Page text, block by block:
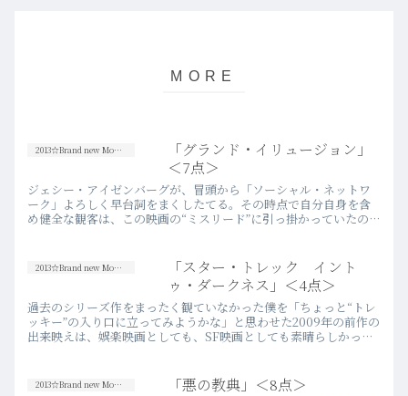
2013☆Brand new Movies
「グランド・イリュージョン」
＜7点＞
ジェシー・アイゼンバーグが、冒頭から「ソーシャル・ネットワ
ーク」よろしく早台詞をまくしたてる。その時点で自分自身を含
め健全な観客は、この映画の“ミスリード”に引っ掛かっていたのか
2013☆Brand new Movies
「スター・トレック イント
ゥ・ダークネス」＜4点＞
過去のシリーズ作をまったく観ていなかった僕を「ちょっと“トレ
ッキー”の入り口に立ってみようかな」と思わせた2009年の前作の
出来映えは、娯楽映画としても、SF映画としても素晴らしかっ
2013☆Brand new Movies 「悪の教典」＜8点＞